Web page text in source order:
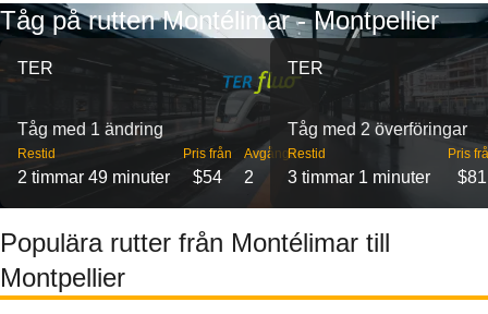
Tåg på rutten Montélimar - Montpellier
TER
Tåg med 1 ändring
Restid
2 timmar 49 minuter
Pris från
$54
Avgångar
2
TER
Tåg med 2 överföringar
Restid
3 timmar 1 minuter
Pris
$81
Populära rutter från Montélimar till
Montpellier